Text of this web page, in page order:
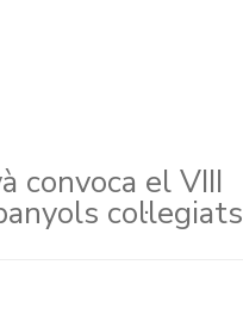
convoca el VIII
col·legiats